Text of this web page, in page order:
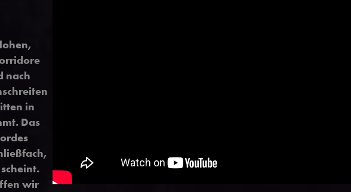
nach
in
Das
wir